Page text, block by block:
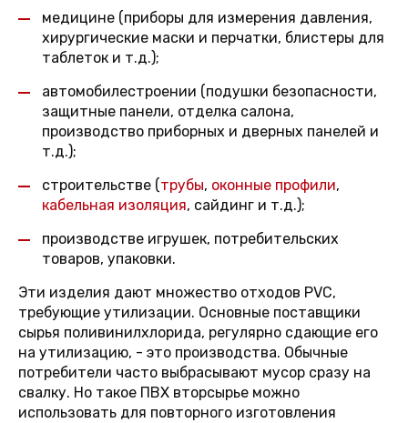
медицине (приборы для измерения давления,
хирургические маски и перчатки, блистеры для
таблеток и т.д.);
автомобилестроении (подушки безопасности,
защитные панели, отделка салона,
производство приборных и дверных панелей и
т.д.);
строительстве (трубы, оконные профили,
кабельная изоляция, сайдинг и т.д.);
производстве игрушек, потребительских
товаров, упаковки.
Эти изделия дают множество отходов PVC,
требующие утилизации. Основные поставщики
сырья поливинилхлорида, регулярно сдающие его
на утилизацию, - это производства. Обычные
потребители часто выбрасывают мусор сразу на
свалку. Но такое ПВХ вторсырье можно
использовать для повторного изготовления